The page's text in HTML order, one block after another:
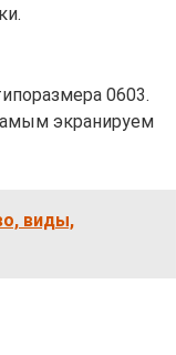
0603.
экранируем
виды,